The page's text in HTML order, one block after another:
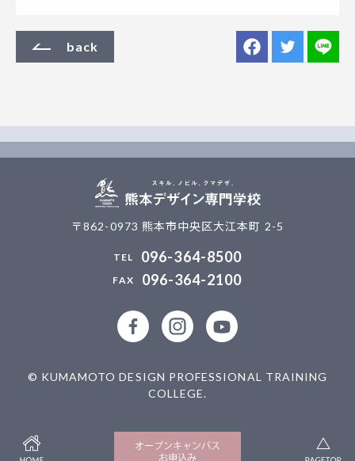
back
〒862-0973 熊本市中央区大江本町 2-5
096-364-8500
096-364-2100
公式facebookページ
公式Instagramアカウント
© KUMAMOTO DESIGN PROFESSIONAL TRAINING
COLLEGE.